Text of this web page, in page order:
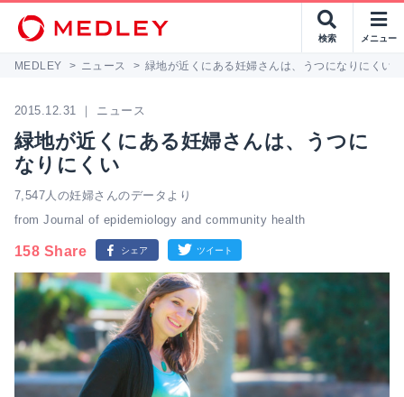
検索 メニュー
MEDLEY > ニュース > 緑地が近くにある妊婦さんは、うつになりにくい
2015.12.31 ｜ ニュース
緑地が近くにある妊婦さんは、うつに
なりにくい
7,547人の妊婦さんのデータより
from Journal of epidemiology and community health
158 Share